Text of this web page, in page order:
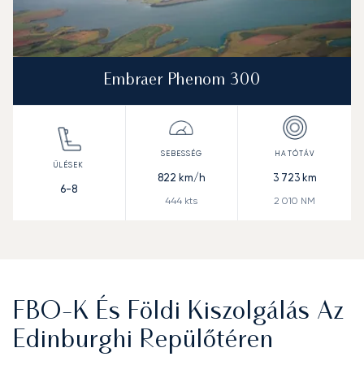
Embraer Phenom 300
6-8
822 km/h
444 kts
3 723km
2 010 NM
FBO-K És Földi Kiszolgálás Az
Edinburghi Repülőtéren